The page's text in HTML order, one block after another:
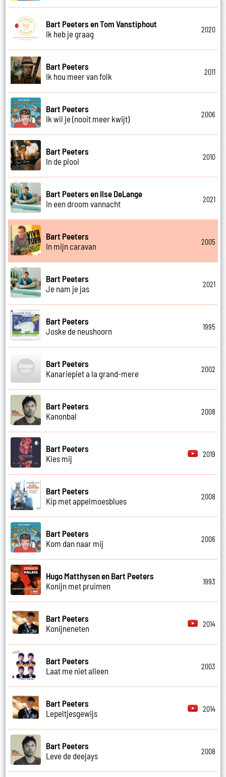
Bart Peeters en Tom Vanstiphout
Ik heb je graag
2020
Bart Peeters
Ik hou meer van folk
2011
Bart Peeters
Ik wil je (nooit meer kwijt)
2006
Bart Peeters
In de plooi
2010
Bart Peeters en Ilse DeLange
In een droom vannacht
2021
Bart Peeters
In mijn caravan
2005
Bart Peeters
Je nam je jas
2021
Bart Peeters
Joske de neushoorn
1995
Bart Peeters
Kanariepiet a la grand-mere
2002
Bart Peeters
Kanonbal
2008
Bart Peeters
Kies mij
2019
Bart Peeters
Kip met appelmoesblues
2008
Bart Peeters
Kom dan naar mij
2006
Hugo Matthysen en Bart Peeters
Konijn met pruimen
1993
Bart Peeters
Konijneneten
2014
Bart Peeters
Laat me niet alleen
2003
Bart Peeters
Lepeltjesgewijs
2014
Bart Peeters
Leve de deejays
2008